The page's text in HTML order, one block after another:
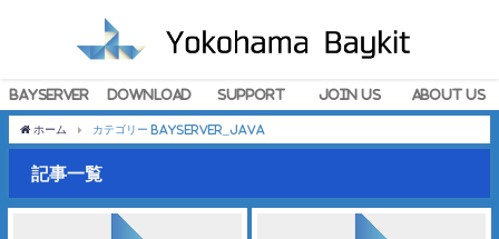
BayServer Download Support Join Us About Us
ホーム カテゴリー BayServer_Java
記事一覧